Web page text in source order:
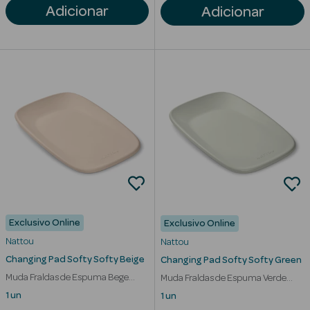
Máscaras
Faciais
Esfoliantes
Lábios
Coffrets
Adicionar Adicionar
Exclusivo Online
Nattou
Changing Pad Softy Softy Beige
Muda Fraldas de Espuma Bege
70x50 cm
1 un
Exclusivo Online
Nattou
Changing Pad Softy Softy Green
Muda Fraldas de Espuma Verde
70x50 cm
1 un